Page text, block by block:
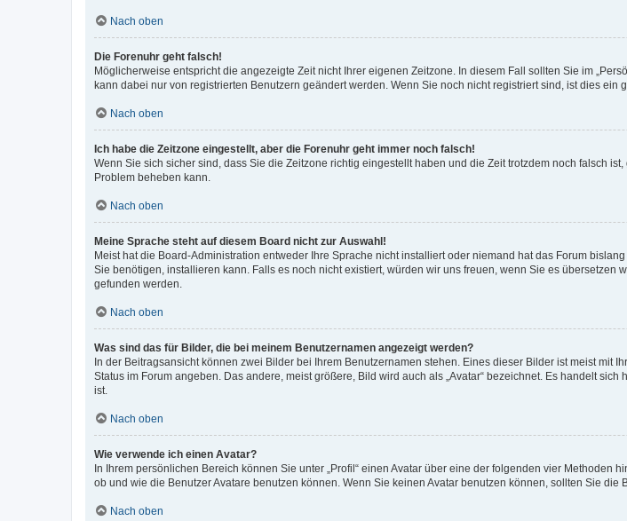
Nach oben
Die Forenuhr geht falsch!
Möglicherweise entspricht die angezeigte Zeit nicht Ihrer eigenen Zeitzone. In diesem Fall sollten Sie im
kann dabei nur von registrierten Benutzern geändert werden. Wenn Sie noch nicht registriert sind, ist dies ein
Nach oben
Ich habe die Zeitzone eingestellt, aber die Forenuhr geht immer noch falsch!
Wenn Sie sich sicher sind, dass Sie die Zeitzone richtig eingestellt haben und die Zeit trotzdem noch falsch
Problem beheben kann.
Nach oben
Meine Sprache steht auf diesem Board nicht zur Auswahl!
Meist hat die Board-Administration entweder Ihre Sprache nicht installiert oder niemand hat das Forum
Sie benötigen, installieren kann. Falls es noch nicht existiert, würden wir uns freuen, wenn Sie es übersetzen
gefunden werden.
Nach oben
Was sind das für Bilder, die bei meinem Benutzernamen angezeigt werden?
In der Beitragsansicht können zwei Bilder bei Ihrem Benutzernamen stehen. Eines dieser Bilder ist meist mit
Status im Forum angeben. Das andere, meist größere, Bild wird auch als „Avatar“ bezeichnet. Es handelt
ist.
Nach oben
Wie verwende ich einen Avatar?
In Ihrem persönlichen Bereich können Sie unter „Profil“ einen Avatar über eine der folgenden vier Methoden
ob und wie die Benutzer Avatare benutzen können. Wenn Sie keinen Avatar benutzen können, sollten Sie die
Nach oben